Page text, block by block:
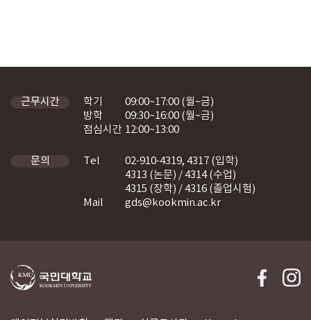
근무시간 학기
09:00~17:00 (월~금)
방학
09:30~16:00 (월~금)
점심시간 12:00~13:00
문의 Tel
02-910-4319, 4317 (입학)
4313 (논문) / 4314 (수업)
4315 (장학) / 4316 (졸업시험)
Mail
gds@kookmin.ac.kr